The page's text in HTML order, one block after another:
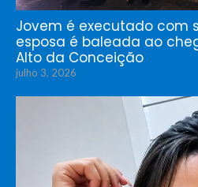
Jovem é executado com
esposa é baleada ao
Alto da Conceição
julho 3, 2026